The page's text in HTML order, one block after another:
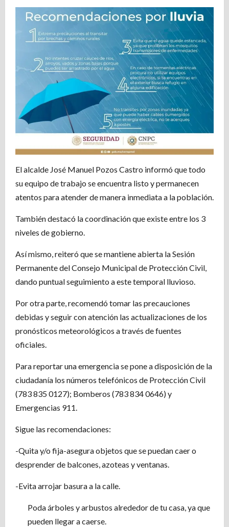
El alcalde José Manuel Pozos Castro informó que todo
su equipo de trabajo se encuentra listo y permanecen
atentos para atender de manera inmediata a la población.
También destacó la coordinación que existe entre los 3
niveles de gobierno.
Así mismo, reiteró que se mantiene abierta la Sesión
Permanente del Consejo Municipal de Protección Civil,
dando puntual seguimiento a este temporal lluvioso.
Por otra parte, recomendó tomar las precauciones
debidas y seguir con atención las actualizaciones de los
pronósticos meteorológicos a través de fuentes
oficiales.
Para reportar una emergencia se pone a disposición de la
ciudadanía los números telefónicos de Protección Civil
(783 835 0127); Bomberos (783 834 0646) y
Emergencias 911.
Sigue las recomendaciones:
-Quita y/o fija-asegura objetos que se puedan caer o
desprender de balcones, azoteas y ventanas.
-Evita arrojar basura a la calle.
Poda árboles y arbustos alrededor de tu casa, ya que
pueden llegar a caerse.